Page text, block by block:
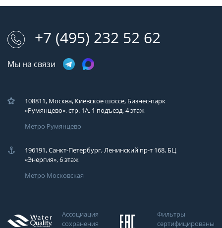
+7 (495) 232 52 62
Мы на связи
108811, Москва, Киевское шоссе, Бизнес-парк
«Румянцево», стр. 1А, 1 подъезд, 4 этаж
Метро Румянцево
196191, Санкт-Петербург, Ленинский пр-т 168, БЦ
«Энергия», 6 этаж
Метро Московская
Ассоциация
сохранения
Фильтры
сертифицированы